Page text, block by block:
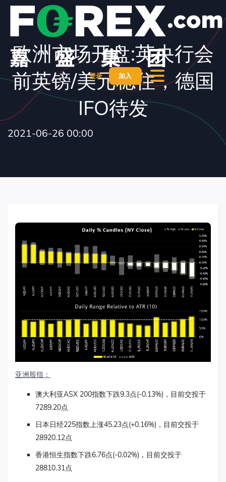
登录 加入
欧洲市场开盘:英央行会
前英镑/美元稳住，德国
IFO待发
2021-06-26 00:00
亚洲股指：
澳大利亚ASX 200指数下跌9.3点(-0.13%)，目前交投于
7289.20点
日本日经225指数上涨45.23点(+0.16%)，目前交投于
28920.12点
香港恒生指数下跌6.76点(-0.02%)，目前交投于
28810.31点